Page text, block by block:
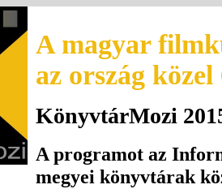
A magyar
az ország
KönyvtárMozi
A programot az
megyei könyvtárak